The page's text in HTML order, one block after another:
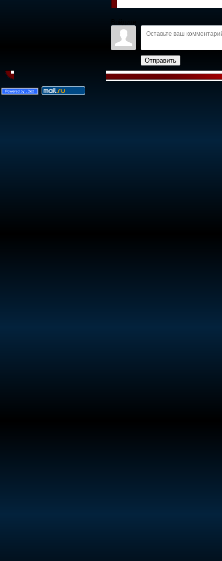
Войдите:
Отправить